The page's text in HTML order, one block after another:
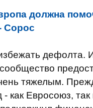
должна
Сорос
дефолта.
тяжелым.
как Евросоюз,